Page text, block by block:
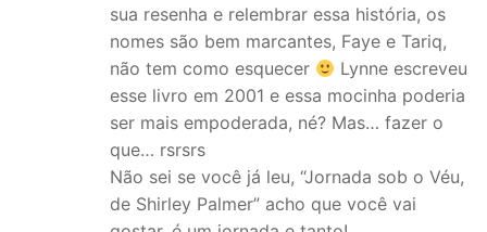
sua resenha e relembrar essa história, os
nomes são bem marcantes, Faye e Tariq,
não tem como esquecer
Lynne escreveu
esse livro em 2001 e essa mocinha poderia
ser mais empoderada, né? Mas… fazer o
que… rsrsrs
Não sei se você já leu, “Jornada sob o Véu,
de Shirley Palmer” acho que você vai